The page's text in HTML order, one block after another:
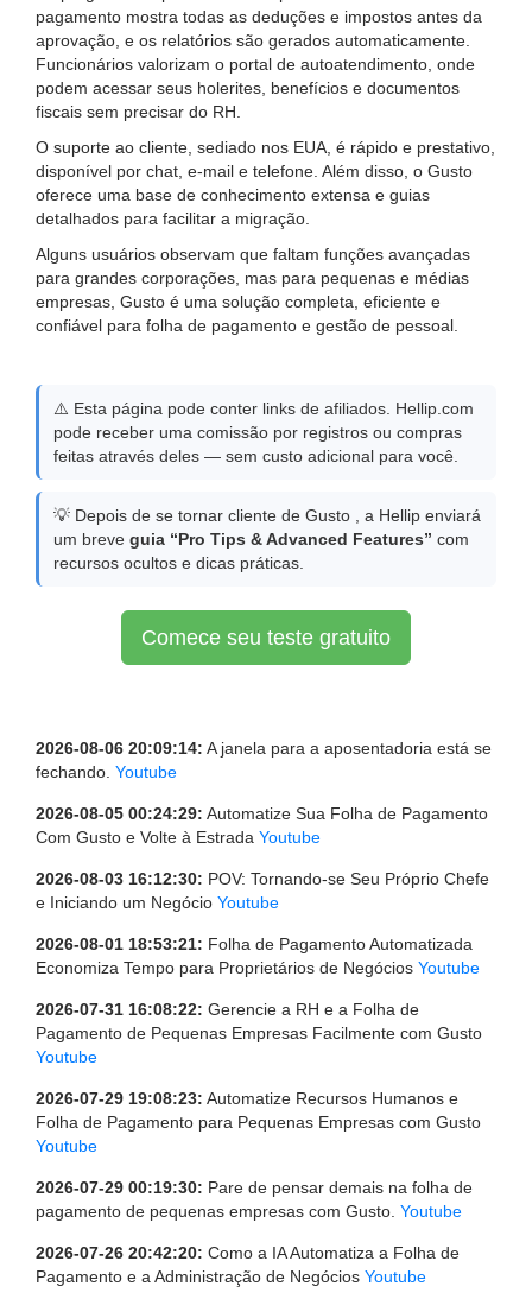
pagamento mostra todas as deduções e impostos antes da
aprovação, e os relatórios são gerados automaticamente.
Funcionários valorizam o portal de autoatendimento, onde
podem acessar seus holerites, benefícios e documentos
fiscais sem precisar do RH.
O suporte ao cliente, sediado nos EUA, é rápido e prestativo,
disponível por chat, e-mail e telefone. Além disso, o Gusto
oferece uma base de conhecimento extensa e guias
detalhados para facilitar a migração.
Alguns usuários observam que faltam funções avançadas
para grandes corporações, mas para pequenas e médias
empresas, Gusto é uma solução completa, eficiente e
confiável para folha de pagamento e gestão de pessoal.
⚠️ Esta página pode conter links de afiliados. Hellip.com
pode receber uma comissão por registros ou compras
feitas através deles — sem custo adicional para você.
💡 Depois de se tornar cliente de Gusto , a Hellip enviará
um breve guia “Pro Tips & Advanced Features” com
recursos ocultos e dicas práticas.
Comece seu teste gratuito
2026-08-06 20:09:14: A janela para a aposentadoria está se
fechando. Youtube
2026-08-05 00:24:29: Automatize Sua Folha de Pagamento
Com Gusto e Volte à Estrada Youtube
2026-08-03 16:12:30: POV: Tornando-se Seu Próprio Chefe
e Iniciando um Negócio Youtube
2026-08-01 18:53:21: Folha de Pagamento Automatizada
Economiza Tempo para Proprietários de Negócios Youtube
2026-07-31 16:08:22: Gerencie a RH e a Folha de
Pagamento de Pequenas Empresas Facilmente com Gusto
Youtube
2026-07-29 19:08:23: Automatize Recursos Humanos e
Folha de Pagamento para Pequenas Empresas com Gusto
Youtube
2026-07-29 00:19:30: Pare de pensar demais na folha de
pagamento de pequenas empresas com Gusto. Youtube
2026-07-26 20:42:20: Como a IA Automatiza a Folha de
Pagamento e a Administração de Negócios Youtube